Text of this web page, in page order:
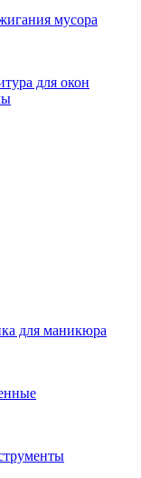
мусора
для окон
для маникюра